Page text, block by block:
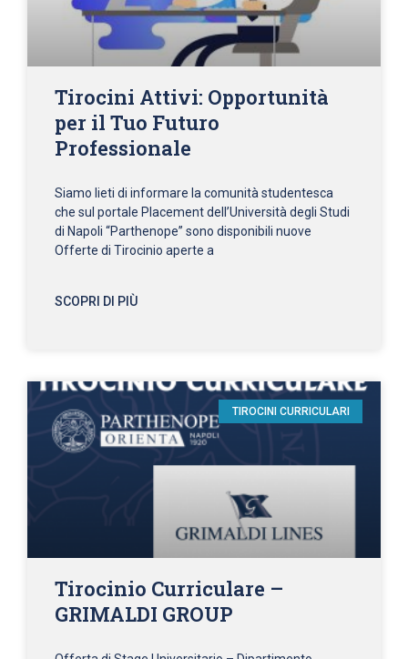
Tirocini Attivi: Opportunità
per il Tuo Futuro
Professionale
Siamo lieti di informare la comunità studentesca
che sul portale Placement dell’Università degli Studi
di Napoli “Parthenope” sono disponibili nuove
Offerte di Tirocinio aperte a
SCOPRI DI PIÙ
TIROCINI CURRICULARI
Tirocinio Curriculare –
GRIMALDI GROUP